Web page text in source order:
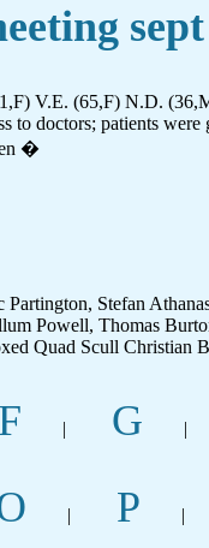
V.E. (65,F) N.D.
to doctors; patients
�
Stefan
Powell, Thomas
Quad Scull Christian
F | G |
| P |